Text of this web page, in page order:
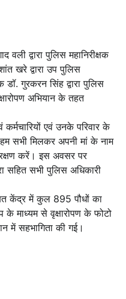
वली द्वारा पुलिस महानिरीक्षक
खरे द्वारा उप पुलिस
डॉ. गुरकरन सिंह द्वारा पुलिस
अभियान के तहत
कर्मचारियों एवं उनके परिवार के
सभी मिलकर अपनी मां के नाम
करें। इस अवसर पर
सहित सभी पुलिस अधिकारी
केंद्र में कुल 895 पौधों का
के माध्यम से वृक्षारोपण के फोटो
में सहभागिता की गई।